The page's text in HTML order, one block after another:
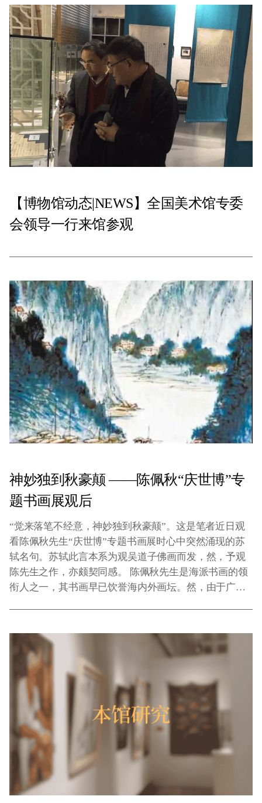
【博物馆动态|NEWS】全国美术馆专委
会领导一行来馆参观
神妙独到秋豪颠 ——陈佩秋“庆世博”专
题书画展观后
“觉来落笔不经意，神妙独到秋豪颠”。这是笔者近日观
看陈佩秋先生“庆世博”专题书画展时心中突然涌现的苏
轼名句。苏轼此言本系为观吴道子佛画而发，然，予观
陈先生之作，亦颇契同感。 陈佩秋先生是海派书画的领
衔人之一，其书画早已饮誉海内外画坛。然，由于广受
便北京故宫博物院、中国美术馆近年的几番盛情相邀，
老先生也只得恭而谢之。